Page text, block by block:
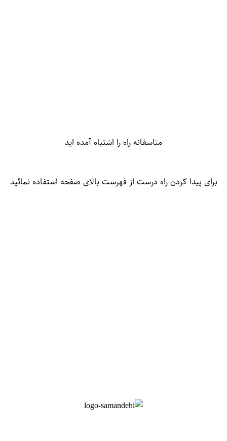
متاسفانه راه را اشتباه آمده اید
برای پیدا کردن راه درست از فهرست بالای صفحه استفاده نمائید